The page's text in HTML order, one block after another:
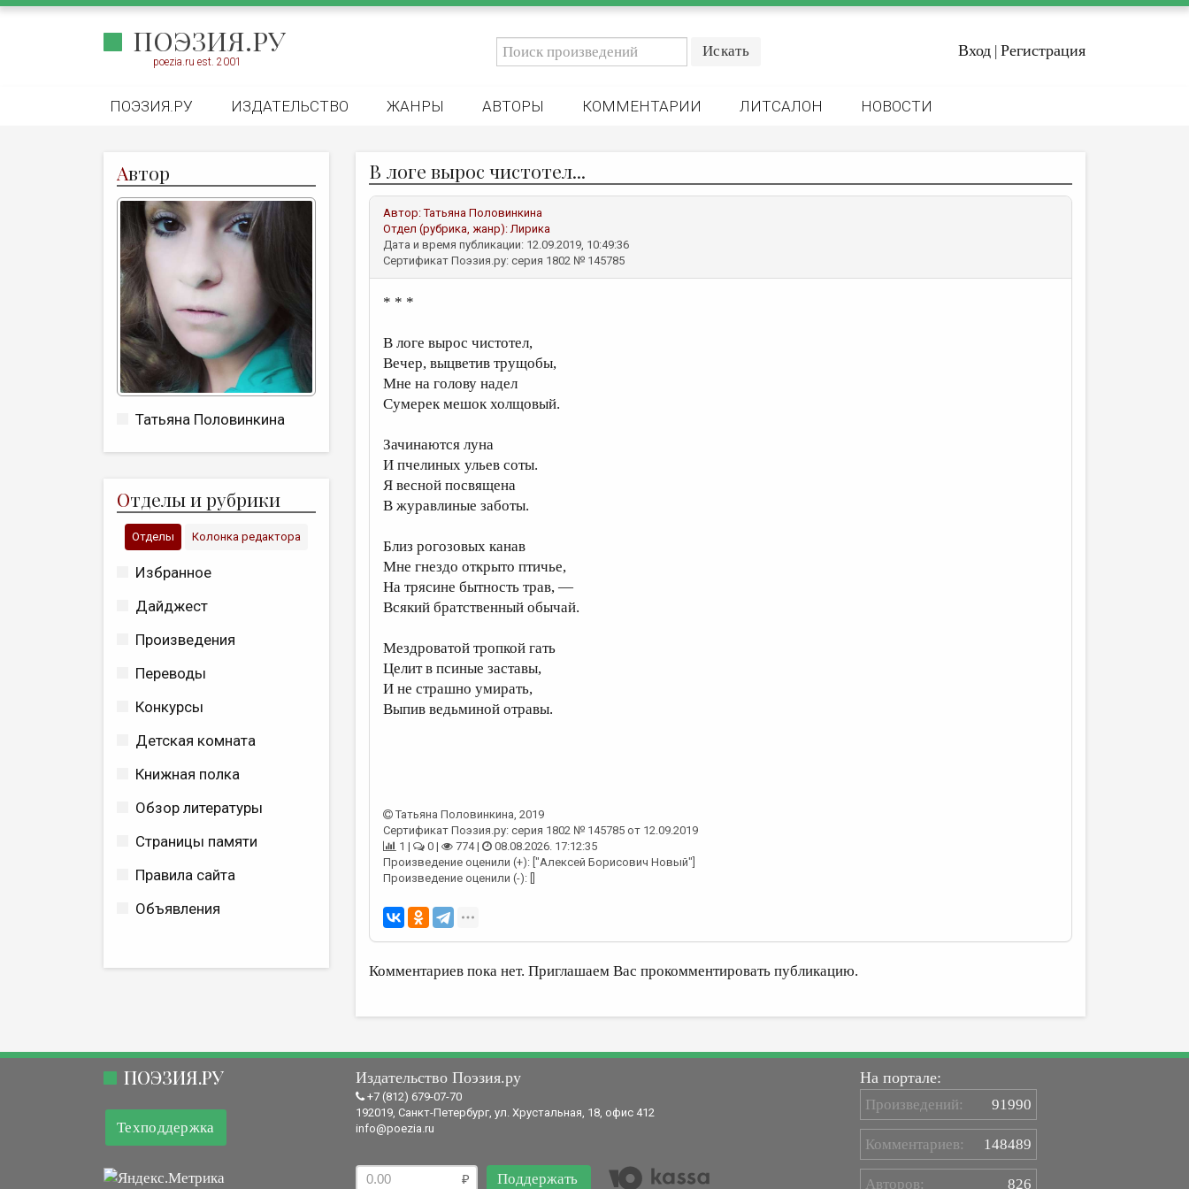
ПОЭЗИЯ.РУ
poezia.ru est. 2001
Вход | Регистрация
ПОЭЗИЯ.РУ ИЗДАТЕЛЬСТВО ЖАНРЫ АВТОРЫ КОММЕНТАРИИ ЛИТСАЛОН НОВОСТИ
Автор
Татьяна Половинкина
Отделы и рубрики
Отделы Колонка редактора
Избранное
Дайджест
Произведения
Переводы
Конкурсы
Детская комната
Книжная полка
Обзор литературы
Страницы памяти
Правила сайта
Объявления
В логе вырос чистотел...
Автор:Татьяна Половинкина
Отдел (рубрика, жанр):Лирика
Дата и время публикации: 12.09.2019, 10:49:36
Сертификат Поэзия.ру: серия 1802 № 145785
* * *
В логе вырос чистотел,
Вечер, выцветив трущобы,
Мне на голову надел
Сумерек мешок холщовый.
Зачинаются луна
И пчелиных ульев соты.
Я весной посвящена
В журавлиные заботы.
Близ рогозовых канав
Мне гнездо открыто птичье,
На трясине бытность трав, —
Всякий братственный обычай.
Мездроватой тропкой гать
Целит в псиные заставы,
И не страшно умирать,
Выпив ведьминой отравы.
Татьяна Половинкина, 2019
Сертификат Поэзия.ру: серия 1802 № 145785 от 12.09.2019
1 |
0 | 774 |
08.08.2026. 17:12:35
Произведение оценили (+): ["Алексей Борисович Новый"]
Произведение оценили (-): []
Комментариев пока нет. Приглашаем Вас прокомментировать публикацию.
ПОЭЗИЯ.РУ
Техподдержка
Издательство Поэзия.ру
+7 (812) 679-07-70
192019, Санкт-Петербург, ул. Хрустальная, 18, офис 412
info@poezia.ru
Поддержать
На портале:
Произведений: 91990
Комментариев: 148489
Авторов: 826